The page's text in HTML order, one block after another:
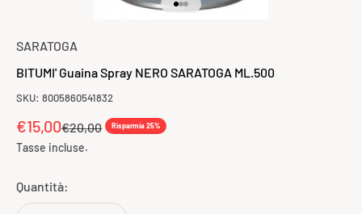
Vai all'articolo 1
Vai all'articolo 2
Vai all'articolo 3
SARATOGA
BITUMI' Guaina Spray NERO SARATOGA ML.500
SKU: 8005860541832
Prezzo scontato
€15,00Prezzo
€20,00 Risparmia 25%
Tasse incluse.
Quantità: